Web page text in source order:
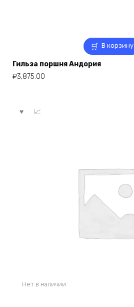
В корзину
Гильза поршня Андория
₽3,875.00
Нет в наличии